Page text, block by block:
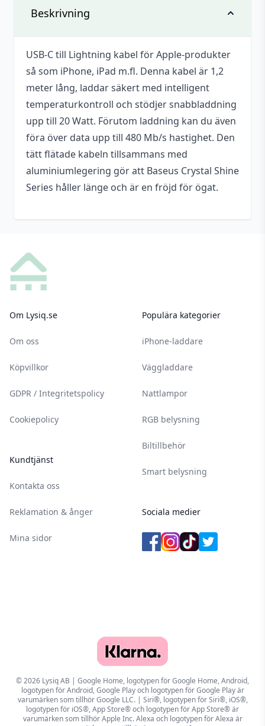
Beskrivning
USB-C till Lightning kabel för Apple-produkter
så som iPhone, iPad m.fl. Denna kabel är 1,2
meter lång, laddar säkert med intelligent
temperaturkontroll och stödjer snabbladdning
upp till 20 Watt. Förutom laddning kan du även
föra över data upp till 480 Mb/s hastighet. Den
tätt flätade kabeln tillsammans med
aluminiumlegering gör att Baseus Crystal Shine
Series håller länge och är en fröjd för ögat.
Vikt
Färg
Svart
Varumärke
Baseus
Kabellängd
1,2 m
Typ
USB-C till Lightning
Bli först med att recensera ”Baseus
Crystal Shine Snabbladdare USB-C till
Lightning kabel, 20w, 1.2m – Svart”
Du måste vara inloggadför att skriva en
recension.
Om Lysiq.se
Om oss
Köpvillkor
GDPR / Integritetspolicy
Cookiepolicy
Kundtjänst
Kontakta oss
Reklamation & ånger
Mina sidor
Populära kategorier
iPhone-laddare
Väggladdare
Nattlampor
RGB belysning
Biltillbehör
Smart belysning
Sociala medier
© 2026 Lysiq AB | Google Home, logotypen för Google Home, Android,
logotypen för Android, Google Play och logotypen för Google Play är
varumärken som tillhör Google LLC. | Siri®, logotypen för Siri®, iOS®,
logotypen för iOS®, App Store® och logotypen för App Store® är
varumärken som tillhör Apple Inc. Alexa och logotypen för Alexa är